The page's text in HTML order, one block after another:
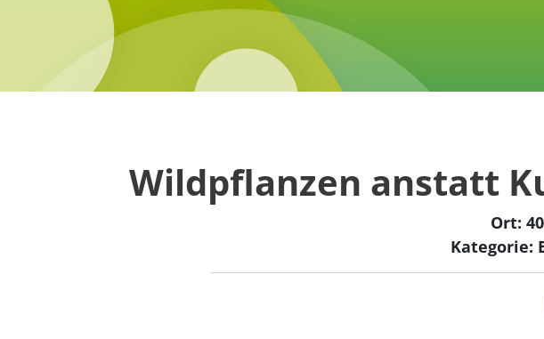
Wildpflanzen anstatt
Ort:
Kategorie: